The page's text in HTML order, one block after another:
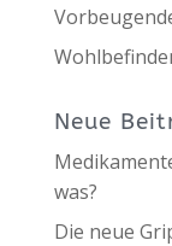
Neue
was?
Die neue